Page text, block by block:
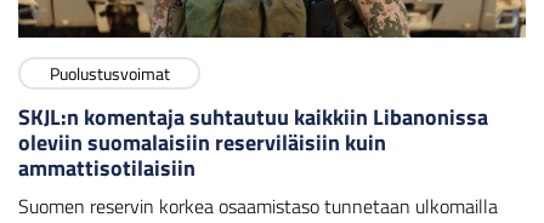
Puolustusvoimat
SKJL:n komentaja suhtautuu kaikkiin Libanonissa
oleviin suomalaisiin reserviläisiin kuin
ammattisotilaisiin
Suomen reservin korkea osaamistaso tunnetaan ulkomailla